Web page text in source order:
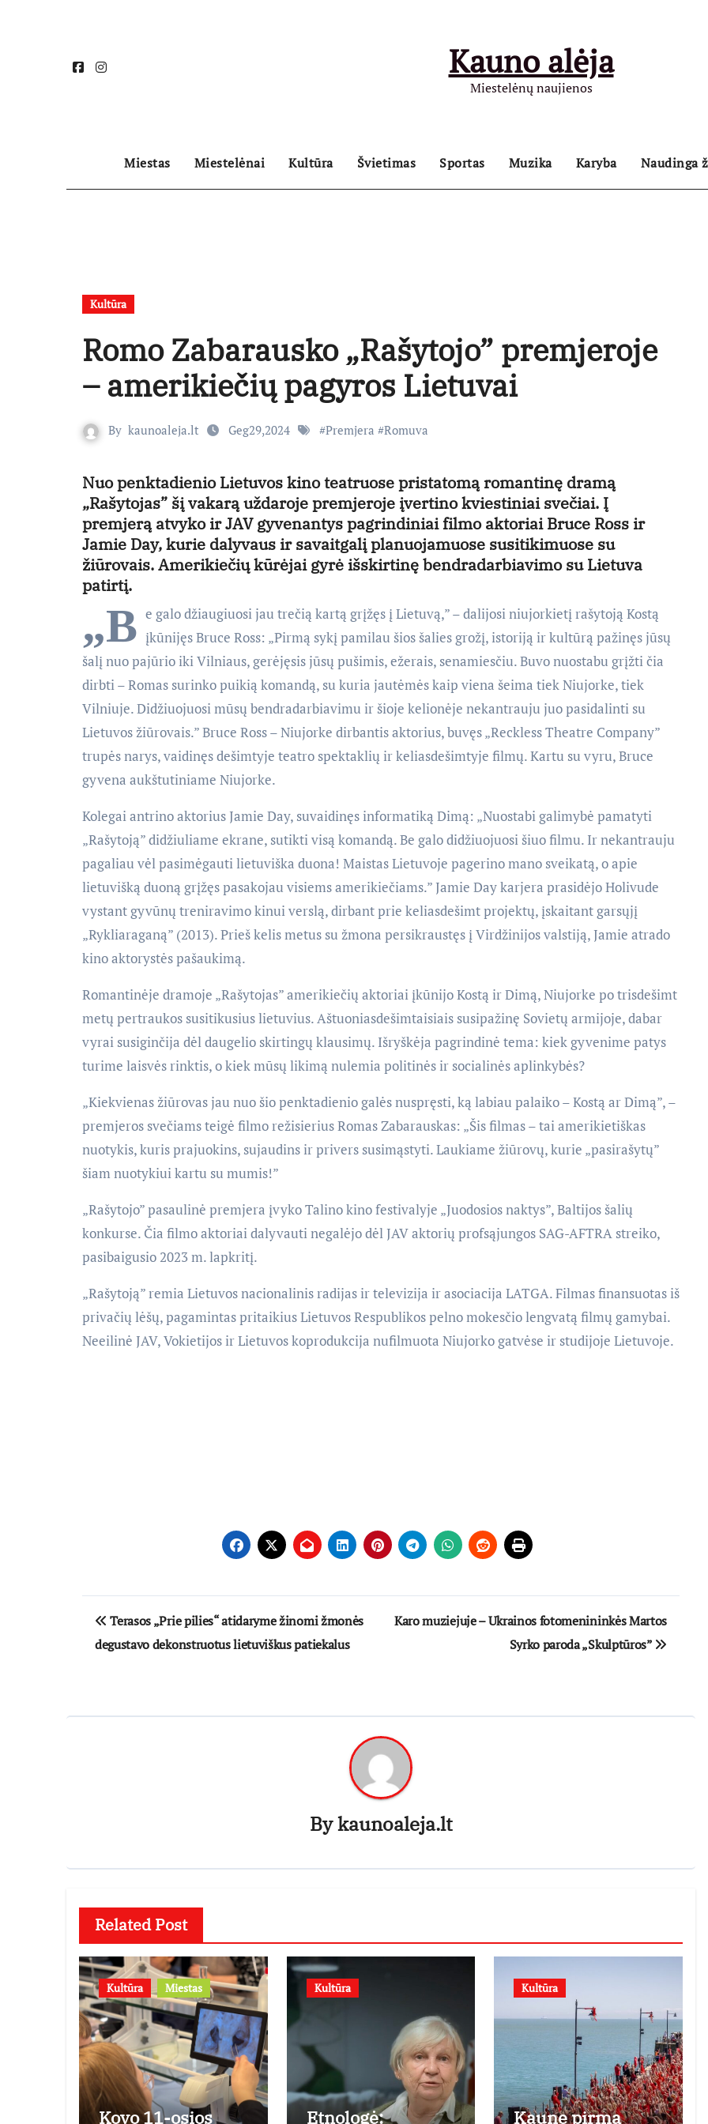
Kauno alėja
Miestelėnų naujienos
Miestas Miestelėnai Kultūra Švietimas Sportas Muzika Karyba Naudinga
Kultūra
Romo Zabarausko „Rašytojo” premjeroje
– amerikiečių pagyros Lietuvai
By kaunoaleja.lt Geg29,2024 #Premjera #Romuva
Nuo penktadienio Lietuvos kino teatruose pristatomą romantinę dramą
„Rašytojas” šį vakarą uždaroje premjeroje įvertino kviestiniai svečiai. Į
premjerą atvyko ir JAV gyvenantys pagrindiniai filmo aktoriai Bruce Ross ir
Jamie Day, kurie dalyvaus ir savaitgalį planuojamuose susitikimuose su
žiūrovais. Amerikiečių kūrėjai gyrė išskirtinę bendradarbiavimo su Lietuva
patirtį.
„B e galo džiaugiuosi jau trečią kartą grįžęs į Lietuvą,” – dalijosi niujorkietį rašytoją Kostą
įkūnijęs Bruce Ross: „Pirmą sykį pamilau šios šalies grožį, istoriją ir kultūrą pažinęs jūsų
šalį nuo pajūrio iki Vilniaus, gerėjęsis jūsų pušimis, ežerais, senamiesčiu. Buvo nuostabu grįžti čia
dirbti – Romas surinko puikią komandą, su kuria jautėmės kaip viena šeima tiek Niujorke, tiek
Vilniuje. Didžiuojuosi mūsų bendradarbiavimu ir šioje kelionėje nekantrauju juo pasidalinti su
Lietuvos žiūrovais.” Bruce Ross – Niujorke dirbantis aktorius, buvęs „Reckless Theatre Company”
trupės narys, vaidinęs dešimtyje teatro spektaklių ir keliasdešimtyje filmų. Kartu su vyru, Bruce
gyvena aukštutiniame Niujorke.
Kolegai antrino aktorius Jamie Day, suvaidinęs informatiką Dimą: „Nuostabi galimybė pamatyti
„Rašytoją” didžiuliame ekrane, sutikti visą komandą. Be galo didžiuojuosi šiuo filmu. Ir nekantrauju
pagaliau vėl pasimėgauti lietuviška duona! Maistas Lietuvoje pagerino mano sveikatą, o apie
lietuvišką duoną grįžęs pasakojau visiems amerikiečiams.” Jamie Day karjera prasidėjo Holivude
vystant gyvūnų treniravimo kinui verslą, dirbant prie keliasdešimt projektų, įskaitant garsųjį
„Rykliaraganą” (2013). Prieš kelis metus su žmona persikraustęs į Virdžinijos valstiją, Jamie atrado
kino aktorystės pašaukimą.
Romantinėje dramoje „Rašytojas” amerikiečių aktoriai įkūnijo Kostą ir Dimą, Niujorke po trisdešimt
metų pertraukos susitikusius lietuvius. Aštuoniasdešimtaisiais susipažinę Sovietų armijoje, dabar
vyrai susiginčija dėl daugelio skirtingų klausimų. Išryškėja pagrindinė tema: kiek gyvenime patys
turime laisvės rinktis, o kiek mūsų likimą nulemia politinės ir socialinės aplinkybės?
„Kiekvienas žiūrovas jau nuo šio penktadienio galės nuspręsti, ką labiau palaiko – Kostą ar Dimą”, –
premjeros svečiams teigė filmo režisierius Romas Zabarauskas: „Šis filmas – tai amerikietiškas
nuotykis, kuris prajuokins, sujaudins ir privers susimąstyti. Laukiame žiūrovų, kurie „pasirašytų”
šiam nuotykiui kartu su mumis!”
„Rašytojo” pasaulinė premjera įvyko Talino kino festivalyje „Juodosios naktys”, Baltijos šalių
konkurse. Čia filmo aktoriai dalyvauti negalėjo dėl JAV aktorių profsąjungos SAG-AFTRA streiko,
pasibaigusio 2023 m. lapkritį.
„Rašytoją” remia Lietuvos nacionalinis radijas ir televizija ir asociacija LATGA. Filmas finansuotas iš
privačių lėšų, pagamintas pritaikius Lietuvos Respublikos pelno mokesčio lengvatą filmų gamybai.
Neeilinė JAV, Vokietijos ir Lietuvos koprodukcija nufilmuota Niujorko gatvėse ir studijoje Lietuvoje.
Navigacija
tarp
Terasos „Prie pilies“ atidaryme žinomi žmonės
degustavo dekonstruotus lietuviškus patiekalus
Karo muziejuje – Ukrainos fotomenininkės Martos
Syrko paroda „Skulptūros”
Bykaunoaleja.lt
Related Post
Kultūra Miestas
Kovo 11-osios
Kultūra
Etnologė:
Kultūra
Kaune pirmą